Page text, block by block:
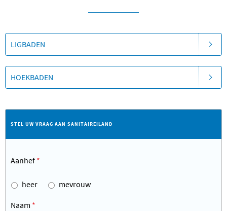
LIGBADEN
HOEKBADEN
STEL UW VRAAG AAN SANITAIREILAND
Aanhef *
heer mevrouw
Naam *